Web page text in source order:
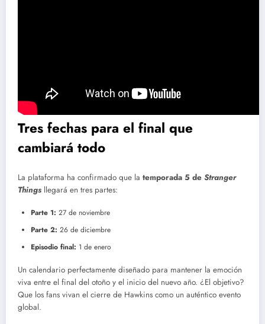
Tres fechas para el final que
cambiará todo
La plataforma ha confirmado que la temporada 5 de Stranger
Things llegará en tres partes:
Parte 1: 27 de noviembre
Parte 2: 26 de diciembre
Episodio final: 1 de enero
Un calendario perfectamente diseñado para mantener la emoción
viva entre el final del otoño y el inicio del nuevo año. ¿El objetivo?
Que los fans vivan el cierre de Hawkins como un auténtico evento
global.